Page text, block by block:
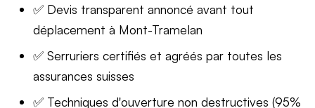
✅ Devis transparent annoncé avant tout
déplacement à Mont-Tramelan
✅ Serruriers certifiés et agréés par toutes les
assurances suisses
✅ Techniques d'ouverture non destructives (95%